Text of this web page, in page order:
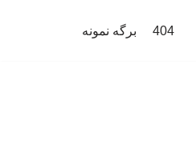
404 برگه نمونه